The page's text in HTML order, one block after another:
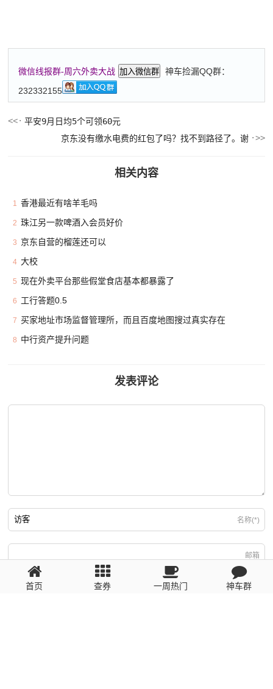
微信线报群-周六外卖大战 加入微信群
神车捡漏QQ群：
232332155
平安9月日均5个可领60元
京东没有缴水电费的红包了吗？找不到路径了。谢
相关内容
1 香港最近有啥羊毛吗
2 珠江另一款啤酒入会员好价
3 京东自营的榴莲还可以
4 大校
5 现在外卖平台那些假堂食店基本都暴露了
6 工行答题0.5
7 买家地址市场监督管理所，而且百度地图搜过真实存在
8 中行资产提升问题
发表评论
名称(*)
邮箱
回复需填写必要信息
首页 查券 一周热门 神车群